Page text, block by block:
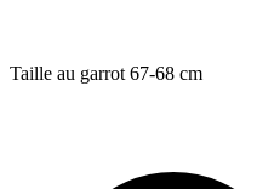
Taille au garrot 67-68 cm